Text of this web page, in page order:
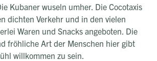
Kubaner wuseln umher. Die Cocotaxis
dichten Verkehr und in den vielen
Waren und Snacks angeboten. Die
fröhliche Art der Menschen hier gibt
willkommen zu sein.